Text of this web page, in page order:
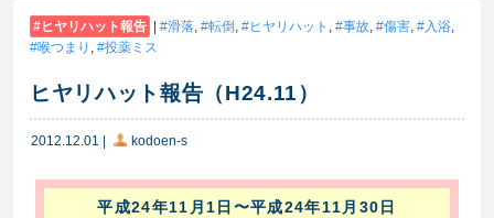
ヒヤリハット報告 滑落, 転倒 , ヒヤリハット , 事故, 傷害, 入浴,
喉つまり , 投薬ミス
ヒヤリハット報告（H24.11）
2012.12.01 kodoen-s
平成24年11月1日〜平成24年11月30日